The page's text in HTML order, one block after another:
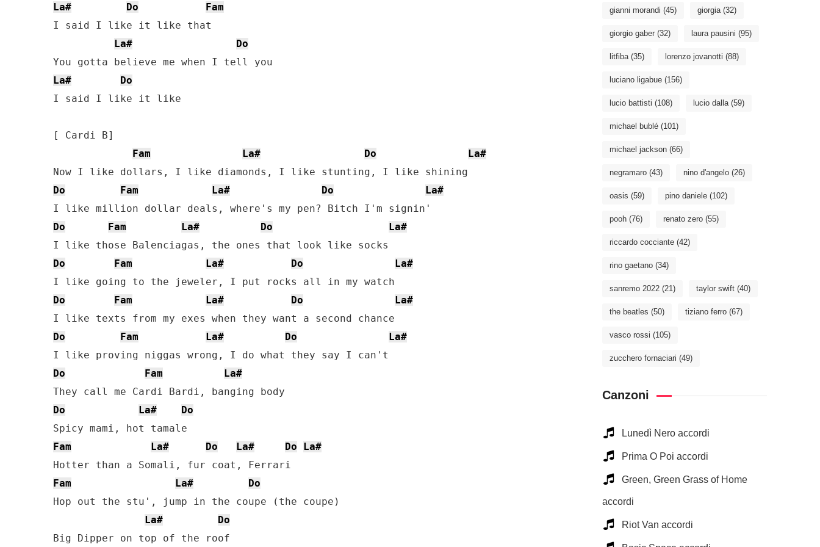
La# Do
Fam
I said I like it like that
La#
Do
La#
Do
I said I like it like
[ Cardi B]
Fam
La# Do
La#
Do
Fam La# Do
La#
Do
Fam La# Do
La#
Do
Fam La# Do
La#
Do
Fam La# Do
La#
Do
Fam La# Do
La#
Do
Fam
La#
Do
La#
Do
Fam
La# Do La# Do
La#
Fam
La#
Do
Hop out the stu', jump in the coupe (the coupe)
La#
Do
Big Dipper on top of the roof
gianni morandi (45) giorgia(32)
giorgio gaber (32) laura pausini (95)
litfiba(35) lorenzo jovanotti (88)
luciano ligabue (156)
lucio battisti (108) lucio dalla(59)
michael bublé (101)
michael jackson (66)
negramaro (43) nino d'angelo (26)
oasis (59) pino daniele (102)
pooh (76) renato zero (55)
riccardo cocciante (42)
rino gaetano (34)
sanremo 2022 (21) taylor swift (40)
the beatles (50) tiziano ferro (67)
vasco rossi (105)
zucchero fornaciari (49)
Canzoni
Lunedì Nero accordi
Prima O Poi accordi
Green, Green Grass of Home
accordi
Riot Van accordi